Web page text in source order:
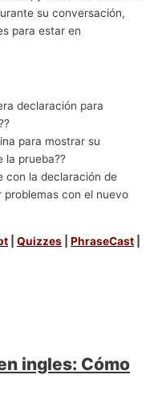
su conversación,
para estar en
declaración para
para mostrar su
la prueba??
con la declaración de
problemas con el nuevo
|Quizzes |PhraseCast
ingles: Cómo